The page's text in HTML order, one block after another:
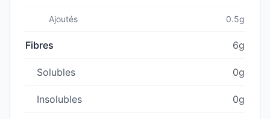
Ajoutés 0.5g
Fibres 6g
Solubles 0g
Insolubles 0g